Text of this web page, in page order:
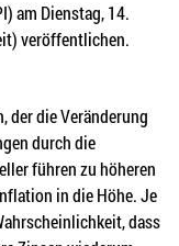
am Dienstag, 14.
veröffentlichen.
der die Veränderung
durch die
führen zu höheren
in die Höhe. Je
dass